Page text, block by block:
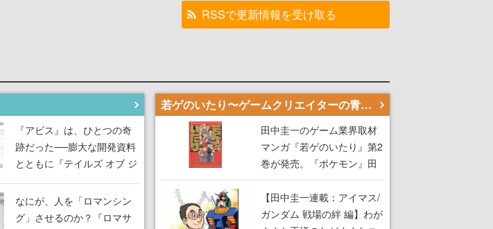
RSSで更新情報を受け取る
『アビス』は、ひとつの奇
跡だった──膨大な開発資料
とともに『テイルズ オブ ジ
「生まれた意味を知る
RPG」が生まれた理由【ゲ
なにが、人を「ロマンシン
グ」させるのか？『ロマサ
若ゲのいたり〜ゲームクリエイターの青春〜
田中圭一のゲーム業界取材
マンガ『若ゲのいたり』第2
巻が発売。『ポケモン』田
尻智さん、『ゼビウス』遠
藤雅伸さんらの貴重なエピ
ソードを収録
【田中圭一連載：アイマス/
ガンダム 戦場の絆 編】わが